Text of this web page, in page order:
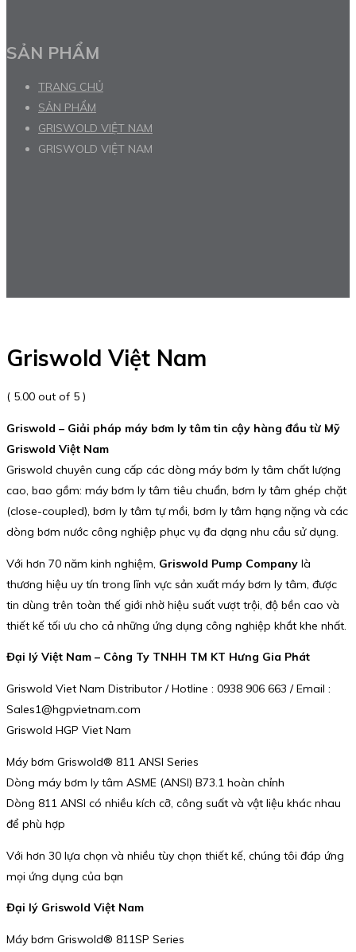
SẢN PHẨM
TRANG CHỦ
SẢN PHẨM
GRISWOLD VIỆT NAM
GRISWOLD VIỆT NAM
Griswold Việt Nam
( 5.00 out of 5 )
Griswold – Giải pháp máy bơm ly tâm tin cậy hàng đầu từ Mỹ
Griswold Việt Nam
Griswold chuyên cung cấp các dòng máy bơm ly tâm chất lượng
cao, bao gồm: máy bơm ly tâm tiêu chuẩn, bơm ly tâm ghép chặt
(close-coupled), bơm ly tâm tự mồi, bơm ly tâm hạng nặng và các
dòng bơm nước công nghiệp phục vụ đa dạng nhu cầu sử dụng.
Với hơn 70 năm kinh nghiệm, Griswold Pump Company là
thương hiệu uy tín trong lĩnh vực sản xuất máy bơm ly tâm, được
tin dùng trên toàn thế giới nhờ hiệu suất vượt trội, độ bền cao và
thiết kế tối ưu cho cả những ứng dụng công nghiệp khắt khe nhất.
Đại lý Việt Nam – Công Ty TNHH TM KT Hưng Gia Phát
Griswold Viet Nam Distributor / Hotline : 0938 906 663 / Email :
Sales1@hgpvietnam.com
Griswold HGP Viet Nam
Máy bơm Griswold® 811 ANSI Series
Dòng máy bơm ly tâm ASME (ANSI) B73.1 hoàn chỉnh
Dòng 811 ANSI có nhiều kích cỡ, công suất và vật liệu khác nhau
để phù hợp
Với hơn 30 lựa chọn và nhiều tùy chọn thiết kế, chúng tôi đáp ứng
mọi ứng dụng của bạn
Đại lý Griswold Việt Nam
Máy bơm Griswold® 811SP Series